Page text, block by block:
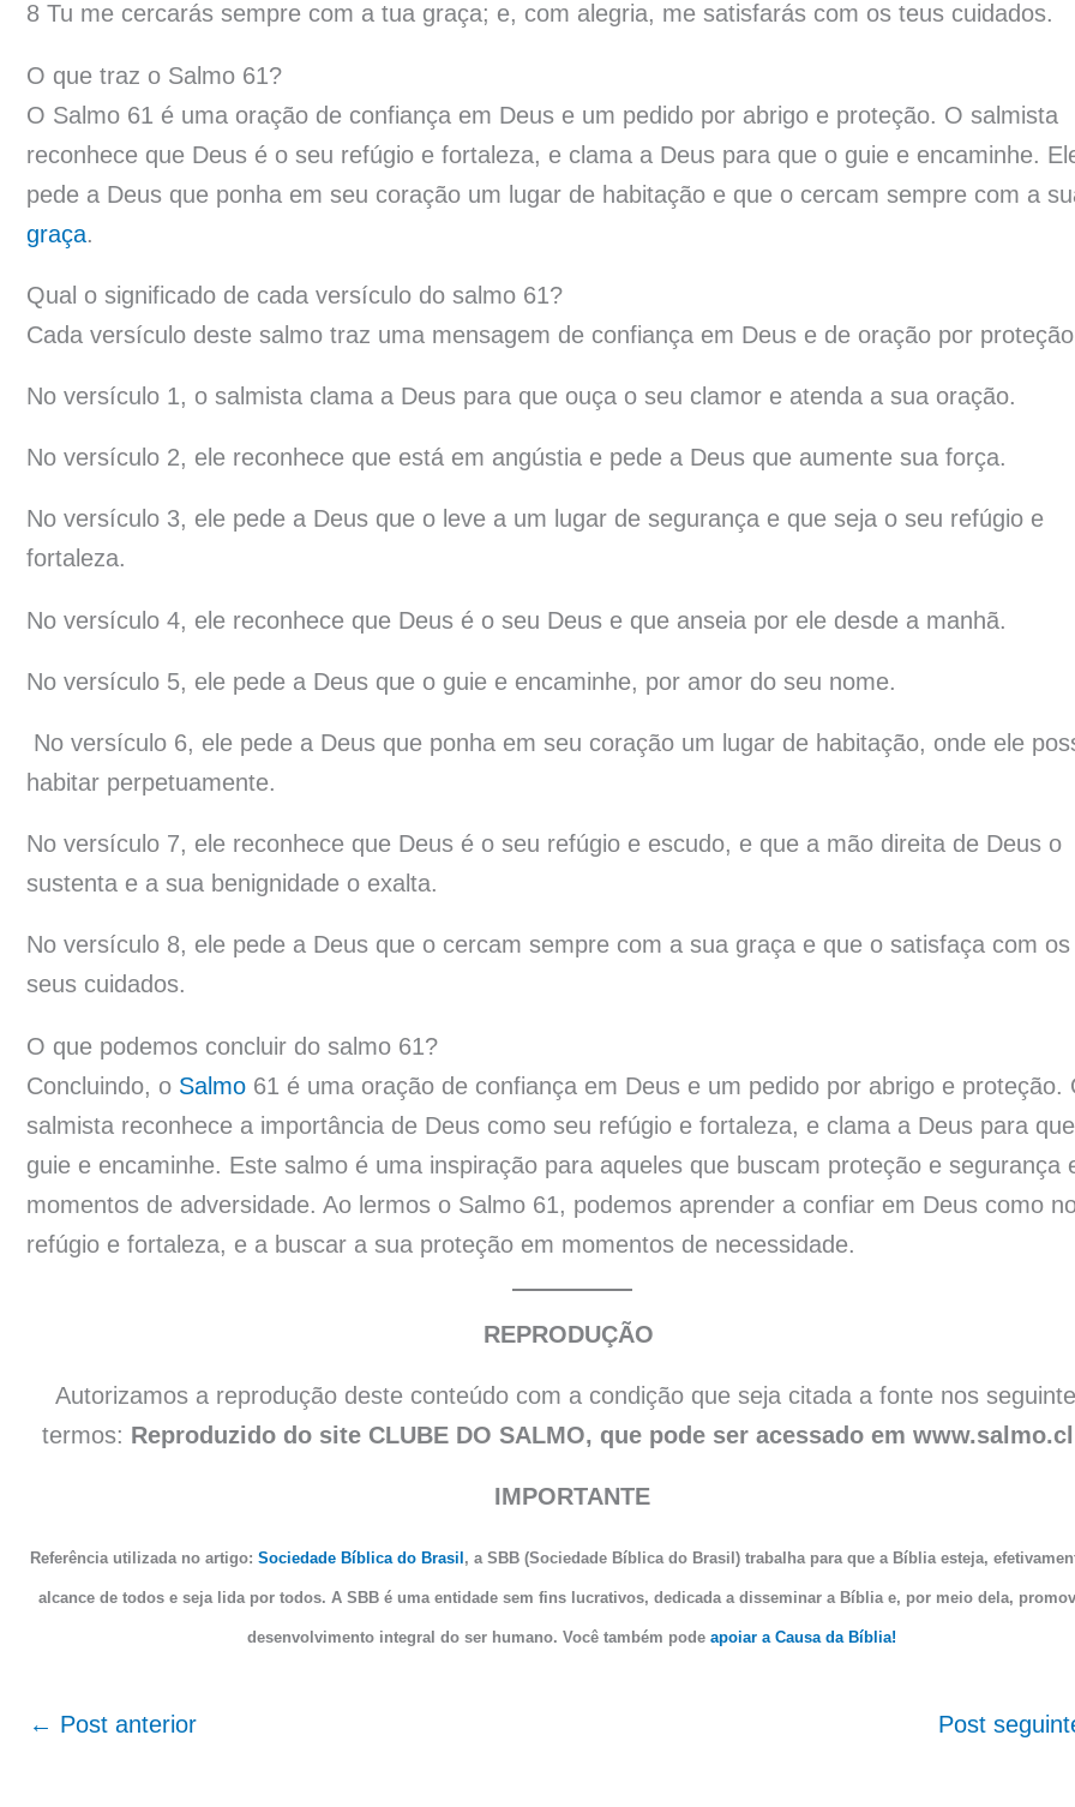
8 Tu me cercarás sempre com a tua graça; e, com alegria, me satisfarás com os teus cuidados.
O que traz o Salmo 61?
O Salmo 61 é uma oração de confiança em Deus e um pedido por abrigo e proteção. O salmista
reconhece que Deus é o seu refúgio e fortaleza, e clama a Deus para que o guie e encaminhe.
pede a Deus que ponha em seu coração um lugar de habitação e que o cercam sempre com a
graça.
Qual o significado de cada versículo do salmo 61?
Cada versículo deste salmo traz uma mensagem de confiança em Deus e de oração por
No versículo 1, o salmista clama a Deus para que ouça o seu clamor e atenda a sua oração.
No versículo 2, ele reconhece que está em angústia e pede a Deus que aumente sua força.
No versículo 3, ele pede a Deus que o leve a um lugar de segurança e que seja o seu refúgio e
fortaleza.
No versículo 4, ele reconhece que Deus é o seu Deus e que anseia por ele desde a manhã.
No versículo 5, ele pede a Deus que o guie e encaminhe, por amor do seu nome.
No versículo 6, ele pede a Deus que ponha em seu coração um lugar de habitação, onde ele
habitar perpetuamente.
No versículo 7, ele reconhece que Deus é o seu refúgio e escudo, e que a mão direita de Deus o
sustenta e a sua benignidade o exalta.
No versículo 8, ele pede a Deus que o cercam sempre com a sua graça e que o satisfaça com os
seus cuidados.
O que podemos concluir do salmo 61?
Concluindo, o Salmo 61 é uma oração de confiança em Deus e um pedido por abrigo e proteção.
salmista reconhece a importância de Deus como seu refúgio e fortaleza, e clama a Deus para
guie e encaminhe. Este salmo é uma inspiração para aqueles que buscam proteção e segurança
momentos de adversidade. Ao lermos o Salmo 61, podemos aprender a confiar em Deus como
refúgio e fortaleza, e a buscar a sua proteção em momentos de necessidade.
REPRODUÇÃO
Autorizamos a reprodução deste conteúdo com a condição que seja citada a fonte nos
termos: Reproduzido do site CLUBE DO SALMO, que pode ser acessado em
IMPORTANTE
Referência utilizada no artigo: Sociedade Bíblica do Brasil , a SBB (Sociedade Bíblica do Brasil) trabalha para que a Bíblia esteja,
alcance de todos e seja lida por todos. A SBB é uma entidade sem fins lucrativos, dedicada a disseminar a Bíblia e, por meio dela,
desenvolvimento integral do ser humano. Você também podeapoiar a Causa da Bíblia!
← Post anterior Post